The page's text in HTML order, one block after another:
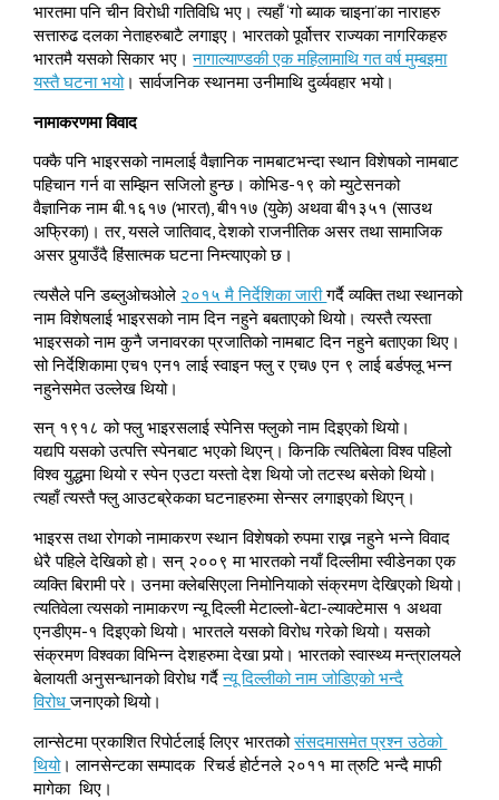
भारतमा पनि चीन विरोधी गतिविधि भए। त्यहाँ ‘गो ब्याक चाइना’का नाराहरु
सत्तारुढ दलका नेताहरुबाटै लगाइए। भारतको पूर्वोत्तर राज्यका नागरिकहरु
भारतमै यसको सिकार भए।नागाल्याण्डकी एक महिलामाथि गत वर्ष मुम्बइमा
यस्तै घटना भयो। सार्वजनिक स्थानमा उनीमाथि दुर्व्यवहार भयो।
नामाकरणमा विवाद
पक्कै पनि भाइरसको नामलाई वैज्ञानिक नामबाटभन्दा स्थान विशेषको नामबाट
पहिचान गर्न वा सम्झिन सजिलो हुन्छ। कोभिड-१९ को म्युटेसनको
वैज्ञानिक नाम बी.१६१७ (भारत), बी११७ (युके) अथवा बी१३५१ (साउथ
अफ्रिका)। तर, यसले जातिवाद, देशको राजनीतिक असर तथा सामाजिक
असर पुर्‍याउँदै हिंसात्मक घटना निम्त्याएको छ।
त्यसैले पनि डब्लुओचओले २०१५ मै निर्देशिका जारीगर्दै व्यक्ति तथा स्थानको
नाम विशेषलाई भाइरसको नाम दिन नहुने बबताएको थियो। त्यस्तै त्यस्ता
भाइरसको नाम कुनै जनावरका प्रजातिको नामबाट दिन नहुने बताएका थिए।
सो निर्देशिकामा एच१ एन१ लाई स्वाइन फ्लु र एच७ एन ९ लाई बर्डफ्लू भन्न
नहुनेसमेत उल्लेख थियो।
सन् १९१८ को फ्लु भाइरसलाई स्पेनिस फ्लुको नाम दिइएको थियो।
यद्यपि यसको उत्पत्ति स्पेनबाट भएको थिएन्। किनकि त्यतिबेला विश्व पहिलो
विश्व युद्धमा थियो र स्पेन एउटा यस्तो देश थियो जो तटस्थ बसेको थियो।
त्यहाँ त्यस्तै फ्लु आउटब्रेकका घटनाहरुमा सेन्सर लगाइएको थिएन्।
भाइरस तथा रोगको नामाकरण स्थान विशेषको रुपमा राख्न नहुने भन्ने विवाद
धेरै पहिले देखिको हो। सन् २००९ मा भारतको नयाँ दिल्लीमा स्वीडेनका एक
व्यक्ति बिरामी परे। उनमा क्लेबसिएला निमोनियाको संक्रमण देखिएको थियो।
त्यतिवेला त्यसको नामाकरण न्यू दिल्ली मेटाल्लो-बेटा-ल्याक्टेमास १ अथवा
एनडीएम-१ दिइएको थियो। भारतले यसको विरोध गरेको थियो। यसको
संक्रमण विश्वका विभिन्न देशहरुमा देखा पर्‍यो। भारतको स्वास्थ्य मन्त्रालयले
बेलायती अनुसन्धानको विरोध गर्दैन्यू दिल्लीको नाम जोडिएको भन्दै
विरोधजनाएको थियो।
लान्सेटमा प्रकाशित रिपोर्टलाई लिएर भारतकोसंसदमासमेत प्रश्न उठेको
थियो। लानसेन्टका सम्पादक रिचर्ड होर्टनले २०११ मा त्रुटि भन्दै माफी
मागेका थिए।